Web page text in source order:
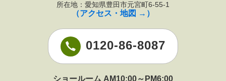
所在地：愛知県豊田市元宮町6-55-1
（アクセス・地図 →）
0120-86-8087
ショールーム AM10:00～PM6:00